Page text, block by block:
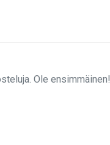
Ole ensimmäinen!